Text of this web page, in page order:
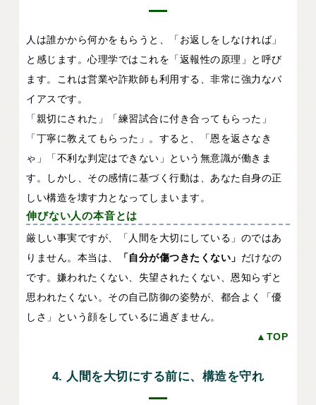
人は誰かから何かをもらうと、「お返しをしなければ」
と感じます。心理学ではこれを「返報性の原理」と呼び
ます。これは営業や詐欺師も利用する、非常に強力なバ
イアスです。
「親切にされた」「練習試合に付き合ってもらった」
「丁寧に教えてもらった」。すると、「恩を返さなき
ゃ」「不利な判定はできない」という無意識が働きま
す。しかし、その感情に基づく行動は、あなた自身の正
しい構造を壊す力となってしまいます。
伸びない人の本音とは
厳しい事実ですが、「人間を大切にしている」のではあ
りません。本当は、
「自分が傷つきたくない」 だけなの
です。嫌われたくない、失望されたくない、恩知らずと
思われたくない。その自己防御の姿勢が、都合よく「優
しさ」という顔をしているに過ぎません。
▲TOP
4. 人間を大切にする前に、構造を守れ